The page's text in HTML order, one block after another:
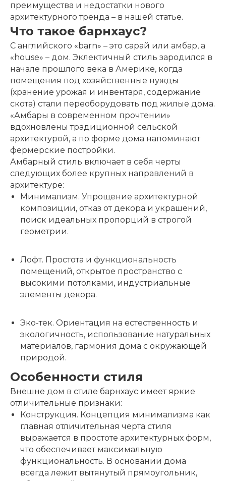
преимущества и недостатки нового
архитектурного тренда – в нашей статье.
Что такое барнхаус?
С английского «barn» – это сарай или амбар, а
«house» – дом. Эклектичный стиль зародился в
начале прошлого века в Америке, когда
помещения под хозяйственные нужды
(хранение урожая и инвентаря, содержание
скота) стали переоборудовать под жилые дома.
«Амбары в современном прочтении»
вдохновлены традиционной сельской
архитектурой, а по форме дома напоминают
фермерские постройки.
Амбарный стиль включает в себя черты
следующих более крупных направлений в
архитектуре:
Минимализм. Упрощение архитектурной
композиции, отказ от декора и украшений,
поиск идеальных пропорций в строгой
геометрии.
Лофт. Простота и функциональность
помещений, открытое пространство с
высокими потолками, индустриальные
элементы декора.
Эко-тек. Ориентация на естественность и
экологичность, использование натуральных
материалов, гармония дома с окружающей
природой.
Особенности стиля
Внешне дом в стиле барнхаус имеет яркие
отличительные признаки:
Конструкция. Концепция минимализма как
главная отличительная черта стиля
выражается в простоте архитектурных форм,
что обеспечивает максимальную
функциональность. В основании дома
всегда лежит вытянутый прямоугольник,